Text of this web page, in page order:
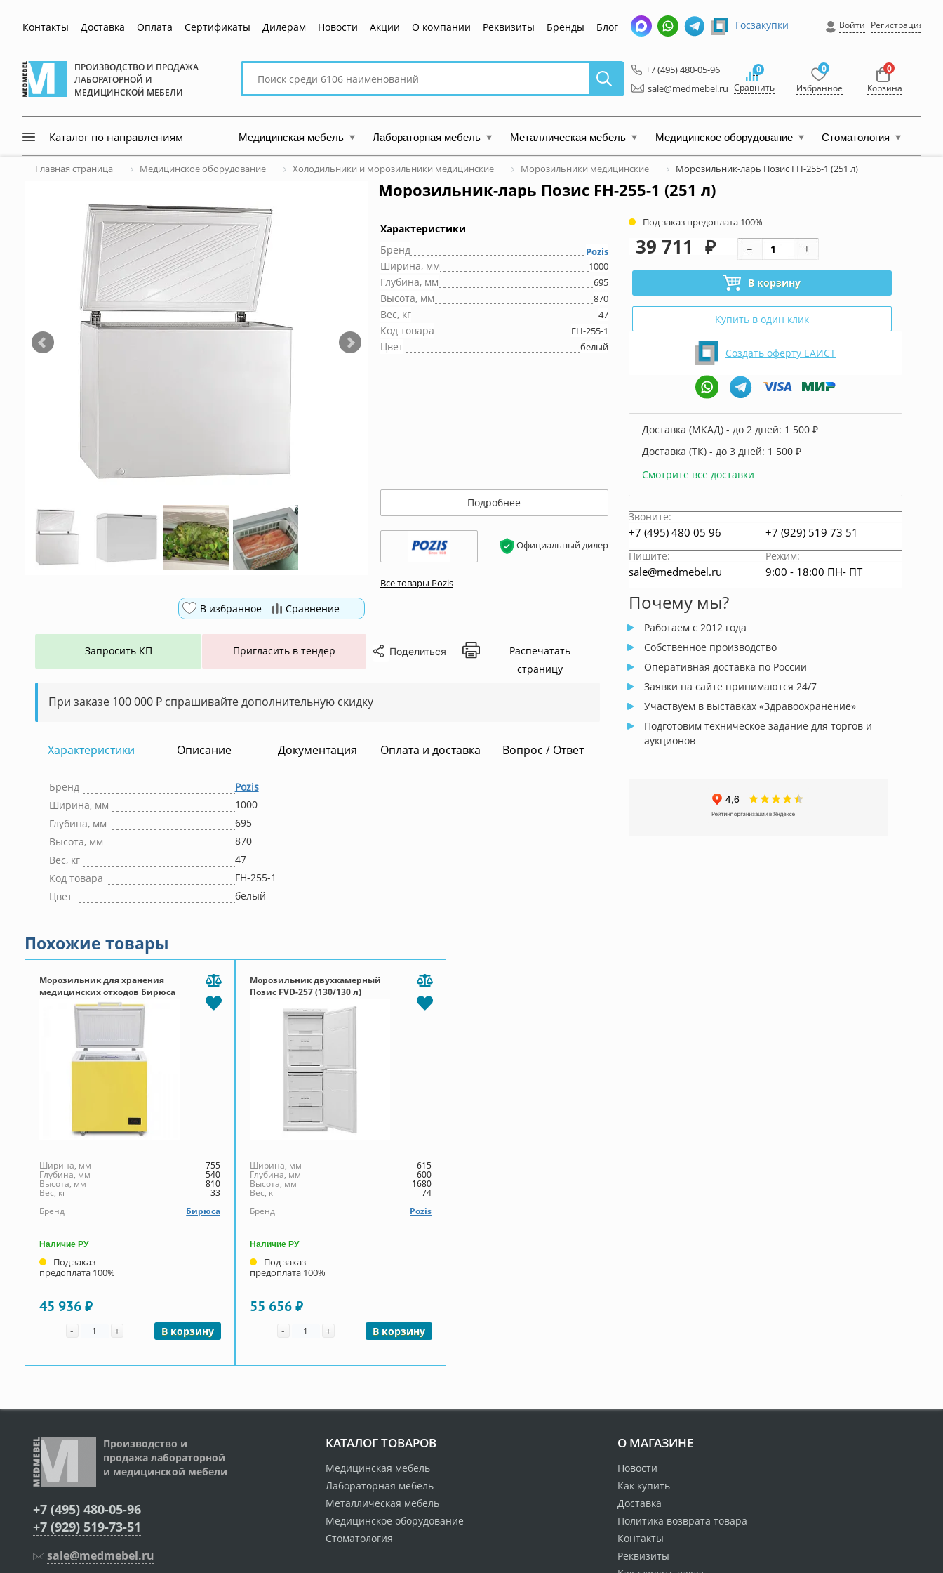
Контакты Доставка Оплата Сертификаты Дилерам Новости Акции О компании Реквизиты Бренды Блог
ПРОИЗВОДСТВО И ПРОДАЖА
ЛАБОРАТОРНОЙ И
МЕДИЦИНСКОЙ МЕБЕЛИ
Поиск
сайту
Госзакупки Войти Регистрация
+7 (495) 480-05-96
sale@medmebel.ru
0
Сравнить
0
Избранное
0
Корзина
Каталог по направлениям Медицинская мебель Лабораторная мебель Металлическая мебель Медицинское оборудование Стоматология
Главная страница Медицинское оборудование Холодильники и морозильники медицинские Морозильники медицинские Морозильник-ларь Позис FH-255-1 (251 л)
Морозильник-ларь Позис FH-255-1 (251 л)
В избранное Сравнение
Характеристики
Бренд
Pozis
Ширина, мм 1000
Глубина, мм 695
Высота, мм 870
Вес, кг 47
Код товара FH-255-1
Цвет белый
Подробнее
Официальный дилер
Все товары Pozis
Запросить КП Пригласить в тендер Поделиться
Распечатать
страницу
При заказе 100 000 ₽ спрашивайте дополнительную скидку
Характеристики Описание Документация Оплата и доставка Вопрос / Ответ
Бренд
Pozis
Ширина, мм
1000
Глубина, мм
695
Высота, мм
870
Вес, кг
47
Код товара
FH-255-1
Цвет
белый
Под заказ предоплата 100%
39 711 ₽
В корзину
Купить в один клик
Создать оферту ЕАИСТ
Доставка (МКАД) - до 2 дней: 1 500 ₽
Доставка (ТК) - до 3 дней: 1 500 ₽
Смотрите все доставки
Звоните:
+7 (495) 480 05 96 +7 (929) 519 73 51
Пишите: Режим:
sale@medmebel.ru 9:00 - 18:00 ПН- ПТ
Почему мы?
Работаем с 2012 года
Собственное производство
Оперативная доставка по России
Заявки на сайте принимаются 24/7
Участвуем в выставках «Здравоохранение»
Подготовим техническое задание для торгов и
аукционов
Похожие товары
Морозильник для хранения
медицинских отходов Бирюса
Ширина, мм 755
Глубина, мм 540
Высота, мм 810
Вес, кг
33
Бренд
Бирюса
Наличие РУ
Под заказ
предоплата 100%
45 936 ₽
- Количество
+ В корзину
Морозильник двухкамерный
Позис FVD-257 (130/130 л)
Ширина, мм 615
Глубина, мм 600
Высота, мм 1680
Вес, кг
74
Бренд
Pozis
Наличие РУ
Под заказ
предоплата 100%
55 656 ₽
- Количество
+ В корзину
Производство и
продажа лабораторной
и медицинской мебели
+7 (495) 480-05-96
+7 (929) 519-73-51
sale@medmebel.ru
КАТАЛОГ ТОВАРОВ
Медицинская мебель
Лабораторная мебель
Металлическая мебель
Медицинское оборудование
Стоматология
О МАГАЗИНЕ
Новости
Как купить
Доставка
Политика возврата товара
Контакты
Реквизиты